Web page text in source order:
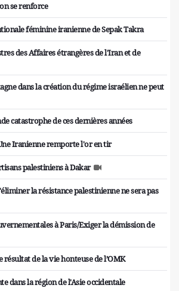
se renforce
féminine iranienne de Sepak Takra
des Affaires étrangères de l'Iran et de
dans la création du régime israélien ne peut
catastrophe de ces dernières années
Iranienne remporte l'or en tir
palestiniens à Dakar
la résistance palestinienne ne sera pas
à Paris/Exiger la démission de
de la vie honteuse de l’OMK
dans la région de l'Asie occidentale